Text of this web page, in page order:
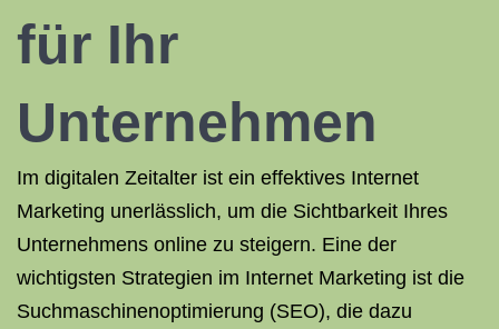
für Ihr
Unternehmen
Im digitalen Zeitalter ist ein effektives Internet
Marketing unerlässlich, um die Sichtbarkeit Ihres
Unternehmens online zu steigern. Eine der
wichtigsten Strategien im Internet Marketing ist die
Suchmaschinenoptimierung (SEO), die dazu